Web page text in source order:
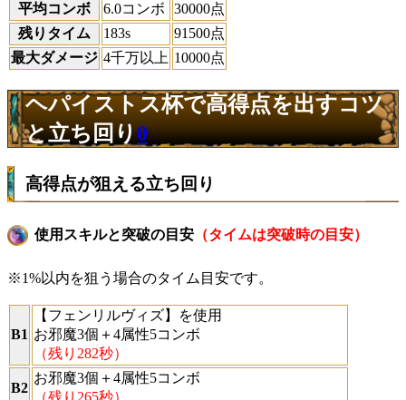
平均コンボ
6.0コンボ
30000点
残りタイム
183s
91500点
最大ダメージ 4千万以上 10000点
ヘパイストス杯で高得点を出すコツ
と立ち回り0
高得点が狙える立ち回り
使用スキルと突破の目安 （タイムは突破時の目安）
※1%以内を狙う場合のタイム目安です。
B1
【フェンリルヴィズ】
を使用
お邪魔3個＋4属性5コンボ
（残り282秒）
B2
お邪魔3個＋4属性5コンボ
（残り265秒）